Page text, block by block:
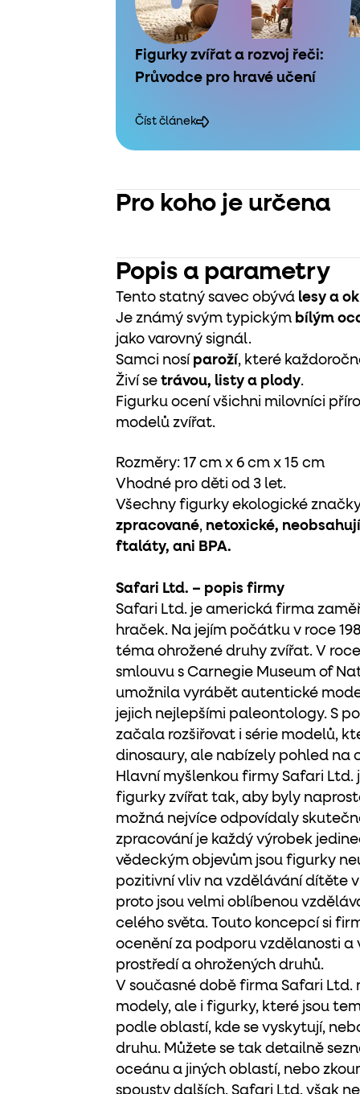
Figurky zvířat a rozvoj řeči:
Průvodce pro hravé učení
Číst článek
Pro koho je určena
Popis a parametry
Tento statný savec obývá lesy a
Je známý svým typickým bílým
jako varovný signál.
Samci nosí paroží, které
Živí se trávou, listy a plody.
Figurku ocení všichni milovníci
modelů zvířat.
Rozměry: 17 cm x 6 cm x 15 cm
Vhodné pro děti od 3 let.
Všechny figurky ekologické
zpracované, netoxické,
ftaláty, ani BPA.
Safari Ltd. – popis firmy
Safari Ltd. je americká firma
hraček. Na jejím počátku v roce
téma ohrožené druhy zvířat. V
smlouvu s Carnegie Museum of
umožnila vyrábět autentické
jejich nejlepšími paleontology. S
začala rozšiřovat i série modelů,
dinosaury, ale nabízely pohled na
Hlavní myšlenkou firmy Safari Ltd.
figurky zvířat tak, aby byly
možná nejvíce odpovídaly
zpracování je každý výrobek
vědeckým objevům jsou figurky
pozitivní vliv na vzdělávání dítěte
proto jsou velmi oblíbenou
celého světa. Touto koncepcí si
ocenění za podporu vzdělanosti a
prostředí a ohrožených druhů.
V současné době firma Safari Ltd.
modely, ale i figurky, které jsou
podle oblastí, kde se vyskytují,
druhu. Můžete se tak detailně
oceánu a jiných oblastí, nebo
spousty dalších. Safari Ltd. však